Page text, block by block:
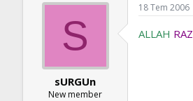
S
sURGUn
New member
18 Tem 2006
ALLAH